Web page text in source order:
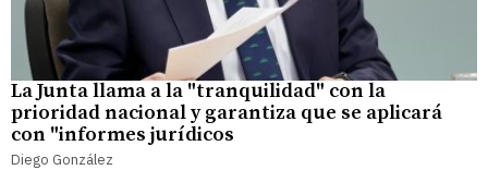
La Junta llama a la "tranquilidad" con la
prioridad nacional y garantiza que se aplicará
con "informes jurídicos
Diego González